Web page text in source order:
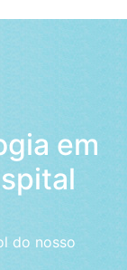
em
do nosso